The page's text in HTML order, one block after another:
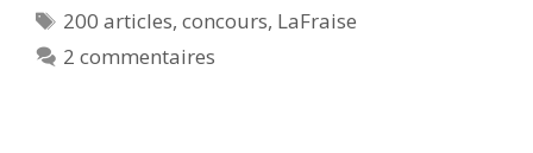
Étiquettes
200 articles,concours, LaFraise
2 commentaires